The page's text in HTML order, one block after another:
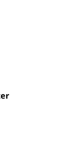
im